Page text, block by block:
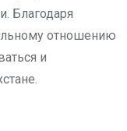
Благодаря
отношению
и